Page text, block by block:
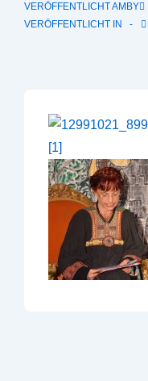
VERÖFFENTLICHT AMBY
VERÖFFENTLICHT IN